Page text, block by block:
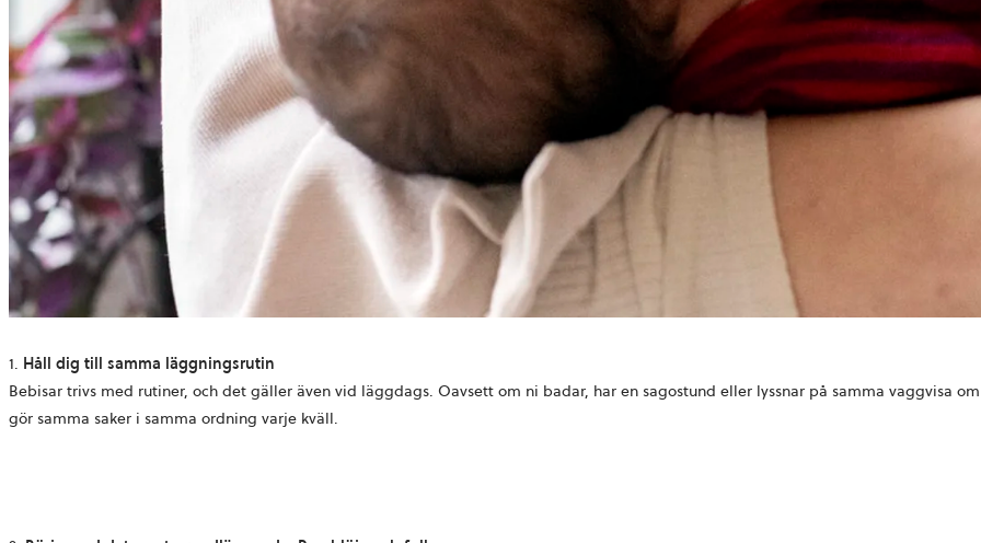
1. Håll dig till samma läggningsrutin
Bebisar trivs med rutiner, och det gäller även vid läggdags. Oavsett om ni badar, har en sagostund eller lyssnar på samma vaggvisa
gör samma saker i samma ordning varje kväll.